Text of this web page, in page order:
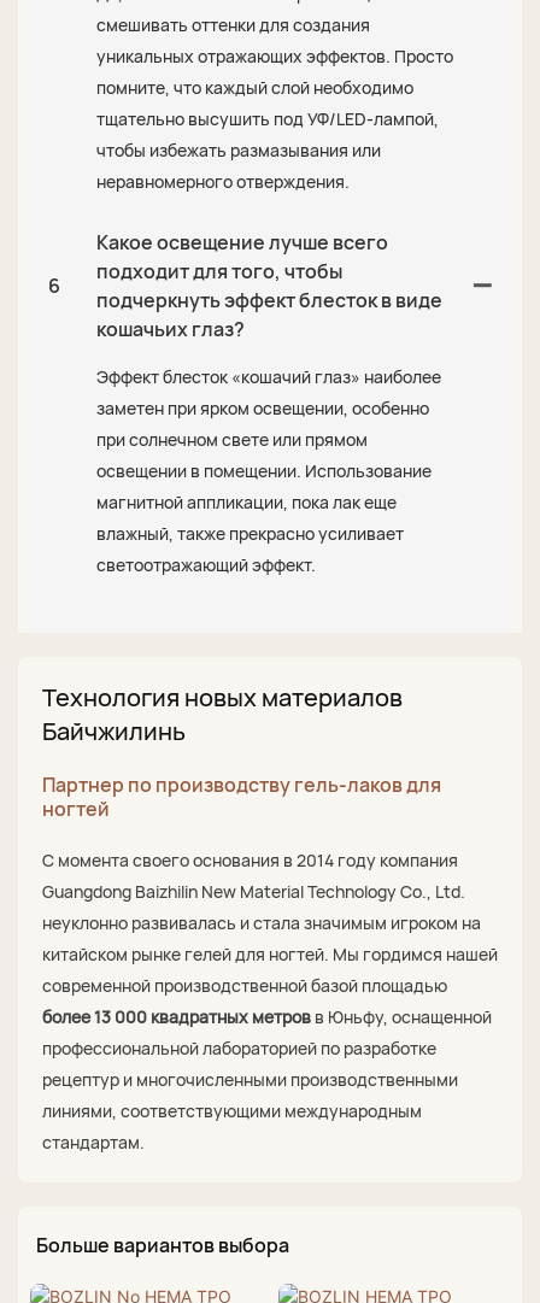
смешивать оттенки для создания
уникальных отражающих эффектов. Просто
помните, что каждый слой необходимо
тщательно высушить под УФ/LED-лампой,
чтобы избежать размазывания или
неравномерного отверждения.
6
Какое освещение лучше всего
подходит для того, чтобы
подчеркнуть эффект блесток в виде
кошачьих глаз?
Эффект блесток «кошачий глаз» наиболее
заметен при ярком освещении, особенно
при солнечном свете или прямом
освещении в помещении. Использование
магнитной аппликации, пока лак еще
влажный, также прекрасно усиливает
светоотражающий эффект.
Технология новых материалов
Байчжилинь
Партнер по производству гель-лаков для
ногтей
С момента своего основания в 2014 году компания
Guangdong Baizhilin New Material Technology Co., Ltd.
неуклонно развивалась и стала значимым игроком на
китайском рынке гелей для ногтей. Мы гордимся нашей
современной производственной базой площадью
более 13 000 квадратных метров в Юньфу, оснащенной
профессиональной лабораторией по разработке
рецептур и многочисленными производственными
линиями, соответствующими международным
стандартам.
Больше вариантов выбора